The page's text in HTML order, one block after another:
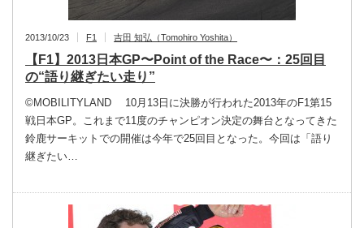
2013/10/23 F1 吉田 知弘（Tomohiro Yoshita）
【F1】2013日本GP〜Point of the Race〜：25回目
の“語り継ぎたい走り”
©MOBILITYLAND 10月13日に決勝が行われた2013年のF1第15
戦日本GP。これまで11度のチャンピオン決定の舞台となってきた
鈴鹿サーキットでの開催は今年で25回目となった。今回は「語り
継ぎたい…